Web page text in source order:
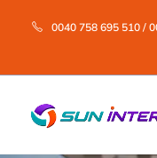
0040 758 695 510 /